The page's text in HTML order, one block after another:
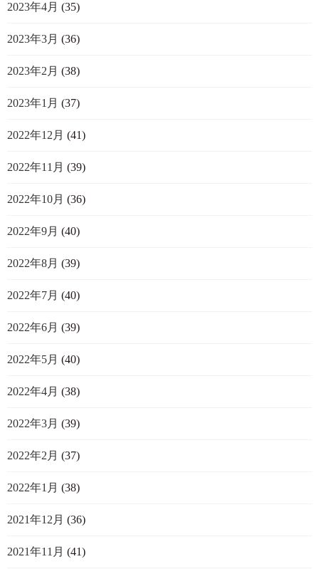
2023年4月 (35)
2023年3月 (36)
2023年2月 (38)
2023年1月 (37)
2022年12月 (41)
2022年11月 (39)
2022年10月 (36)
2022年9月 (40)
2022年8月 (39)
2022年7月 (40)
2022年6月 (39)
2022年5月 (40)
2022年4月 (38)
2022年3月 (39)
2022年2月 (37)
2022年1月 (38)
2021年12月 (36)
2021年11月 (41)